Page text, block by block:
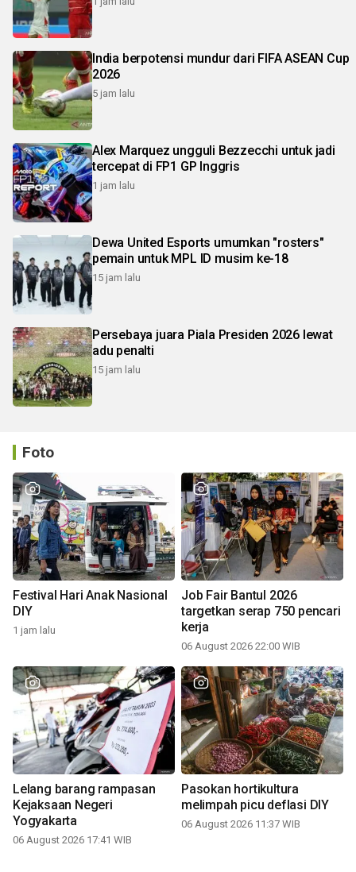
India berpotensi mundur dari FIFA ASEAN Cup
2026
5 jam lalu
Alex Marquez ungguli Bezzecchi untuk jadi
tercepat di FP1 GP Inggris
1 jam lalu
Dewa United Esports umumkan "rosters"
pemain untuk MPL ID musim ke-18
15 jam lalu
Persebaya juara Piala Presiden 2026 lewat
adu penalti
15 jam lalu
Foto
Festival Hari Anak Nasional
DIY
1 jam lalu
Job Fair Bantul 2026
targetkan serap 750 pencari
kerja
06 August 2026 22:00 WIB
Lelang barang rampasan
Kejaksaan Negeri
Yogyakarta
06 August 2026 17:41 WIB
Pasokan hortikultura
melimpah picu deflasi DIY
06 August 2026 11:37 WIB